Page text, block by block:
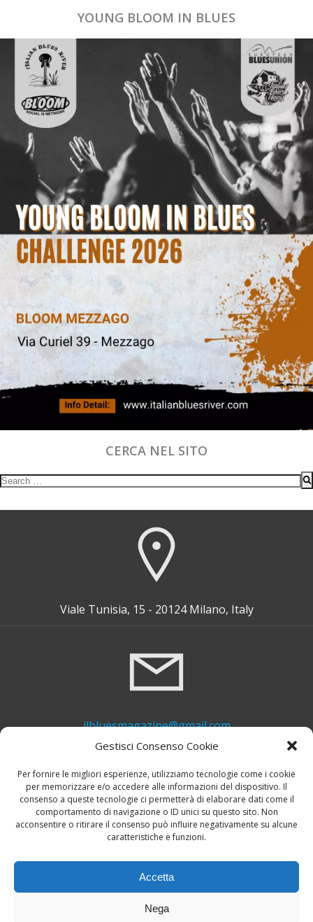
Gestisci Consenso Cookie
Per fornire le migliori esperienze, utilizziamo tecnologie come i cookie
per memorizzare e/o accedere alle informazioni del dispositivo. Il
consenso a queste tecnologie ci permetterà di elaborare dati come il
comportamento di navigazione o ID unici su questo sito. Non
acconsentire o ritirare il consenso può influire negativamente su alcune
caratteristiche e funzioni.
Accetta
Nega
YOUNG BLOOM IN BLUES
CERCA NEL SITO
Search
Viale Tunisia, 15 - 20124 Milano, Italy
ilbluesmagazine@gmail.com
+39 339 748 6635